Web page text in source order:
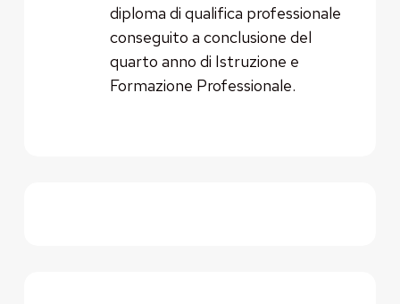
diploma di qualifica professionale
conseguito a conclusione del
quarto anno di Istruzione e
Formazione Professionale.